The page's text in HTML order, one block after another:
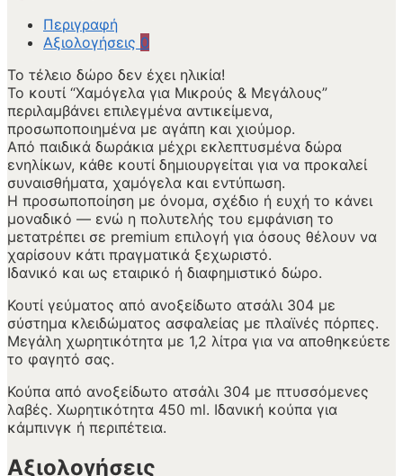
Περιγραφή
Αξιολογήσεις 0
Το τέλειο δώρο δεν έχει ηλικία!
Το κουτί “Χαμόγελα για Μικρούς & Μεγάλους”
περιλαμβάνει επιλεγμένα αντικείμενα,
προσωποποιημένα με αγάπη και χιούμορ.
Από παιδικά δωράκια μέχρι εκλεπτυσμένα δώρα
ενηλίκων, κάθε κουτί δημιουργείται για να προκαλεί
συναισθήματα, χαμόγελα και εντύπωση.
Η προσωποποίηση με όνομα, σχέδιο ή ευχή το κάνει
μοναδικό — ενώ η πολυτελής του εμφάνιση το
μετατρέπει σε premium επιλογή για όσους θέλουν να
χαρίσουν κάτι πραγματικά ξεχωριστό.
Ιδανικό και ως εταιρικό ή διαφημιστικό δώρο.
Κουτί γεύματος από ανοξείδωτο ατσάλι 304 με
σύστημα κλειδώματος ασφαλείας με πλαϊνές πόρπες.
Μεγάλη χωρητικότητα με 1,2 λίτρα για να αποθηκεύετε
το φαγητό σας.
Κούπα από ανοξείδωτο ατσάλι 304 με πτυσσόμενες
λαβές. Χωρητικότητα 450 ml. Ιδανική κούπα για
κάμπινγκ ή περιπέτεια.
Αξιολογήσεις